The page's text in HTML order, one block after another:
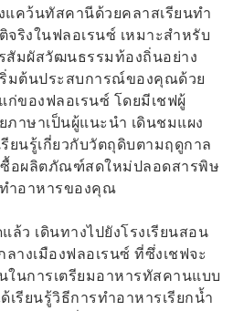
คว้นทัสคานีด้วยคลาสเรียนทำ
ริงในฟลอเรนซ์ เหมาะสำหรับ
สัมผัสวัฒนธรรมท้องถิ่นอย่าง
มต้นประสบการณ์ของคุณด้วย
ก่ของฟลอเรนซ์ โดยมีเชฟผู้
าษาเป็นผู้แนะนำ เดินชมแผง
ยนรู้เกี่ยวกับวัตถุดิบตามฤดูกาล
ซื้อผลิตภัณฑ์สดใหม่ปลอดสารพิษ
ำอาหารของคุณ
ล้ว เดินทางไปยังโรงเรียนสอน
างเมืองฟลอเรนซ์ ที่ซึ่งเชฟจะ
นการเตรียมอาหารทัสคานแบบ
รียนรู้วิธีการทำอาหารเรียกน้ำ